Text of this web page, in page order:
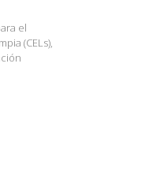
el
(CELs),